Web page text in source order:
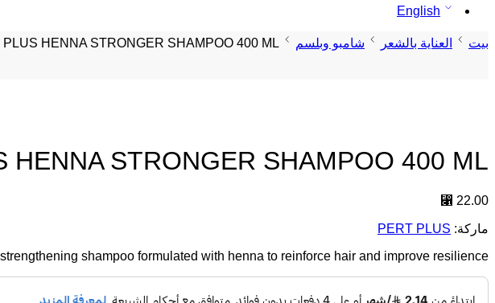
English
بيت العناية بالشعر شامبو وبلسم PLUS HENNA STRONGER SHAMPOO 400 ML
HENNA STRONGER SHAMPOO 400 ML
⃁ 22.00
ماركة: PERT PLUS
shampoo formulated with henna to reinforce hair and improve resilience.